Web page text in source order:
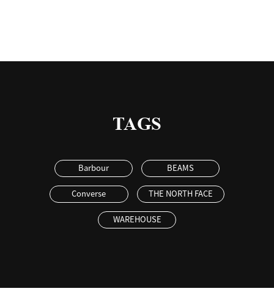
TAGS
Barbour BEAMS
Converse THE NORTH FACE
WAREHOUSE